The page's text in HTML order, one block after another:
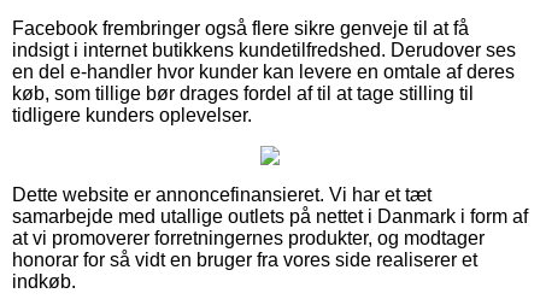
Facebook frembringer også flere sikre genveje til at få
indsigt i internet butikkens kundetilfredshed. Derudover ses
en del e-handler hvor kunder kan levere en omtale af deres
køb, som tillige bør drages fordel af til at tage stilling til
tidligere kunders oplevelser.
Dette website er annoncefinansieret. Vi har et tæt
samarbejde med utallige outlets på nettet i Danmark i form af
at vi promoverer forretningernes produkter, og modtager
honorar for så vidt en bruger fra vores side realiserer et
indkøb.